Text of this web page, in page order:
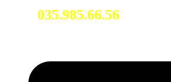
035.985.66.56